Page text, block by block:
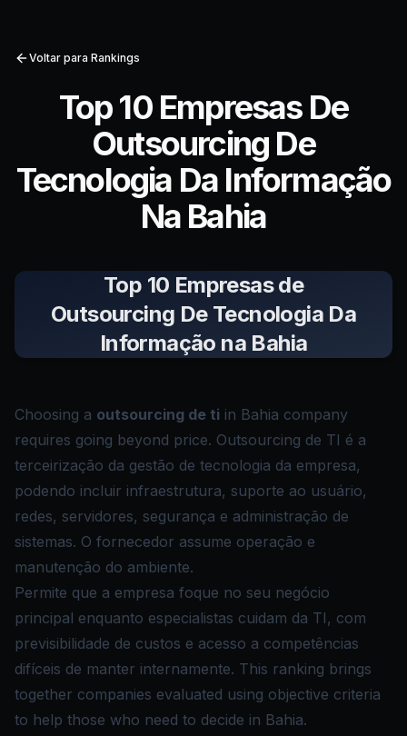
Voltar para Rankings
Top 10 Empresas De
Outsourcing De
Tecnologia Da Informação
Na Bahia
Top 10 Empresas de
Outsourcing De Tecnologia Da
Informação na Bahia
Choosing a outsourcing de ti in Bahia company
requires going beyond price. Outsourcing de TI é a
terceirização da gestão de tecnologia da empresa,
podendo incluir infraestrutura, suporte ao usuário,
redes, servidores, segurança e administração de
sistemas. O fornecedor assume operação e
manutenção do ambiente.
Permite que a empresa foque no seu negócio
principal enquanto especialistas cuidam da TI, com
previsibilidade de custos e acesso a competências
difíceis de manter internamente. This ranking brings
together companies evaluated using objective criteria
to help those who need to decide in Bahia.